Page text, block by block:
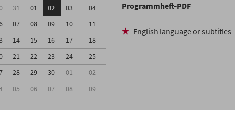
31 01 02 03
04
07 08 09 10
11
14 15 16 17
18
21 22 23 24
25
28 29 30 01
02
05 06 07 08 09
Programmheft-PDF
English language or subtitles